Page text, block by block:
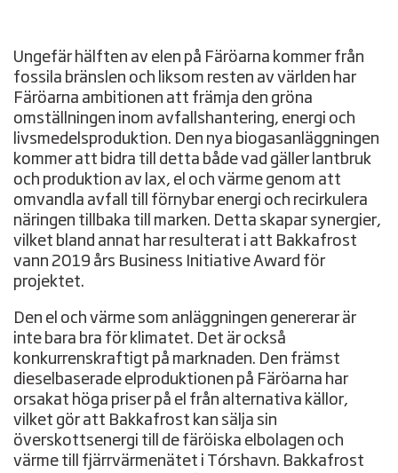
Ungefär hälften av elen på Färöarna kommer från
fossila bränslen och liksom resten av världen har
Färöarna ambitionen att främja den gröna
omställningen inom avfallshantering, energi och
livsmedelsproduktion. Den nya biogasanläggningen
kommer att bidra till detta både vad gäller lantbruk
och produktion av lax, el och värme genom att
omvandla avfall till förnybar energi och recirkulera
näringen tillbaka till marken. Detta skapar synergier,
vilket bland annat har resulterat i att Bakkafrost
vann 2019 års Business Initiative Award för
projektet.
Den el och värme som anläggningen genererar är
inte bara bra för klimatet. Det är också
konkurrenskraftigt på marknaden. Den främst
dieselbaserade elproduktionen på Färöarna har
orsakat höga priser på el från alternativa källor,
vilket gör att Bakkafrost kan sälja sin
överskottsenergi till de färöiska elbolagen och
värme till fjärrvärmenätet i Tórshavn. Bakkafrost